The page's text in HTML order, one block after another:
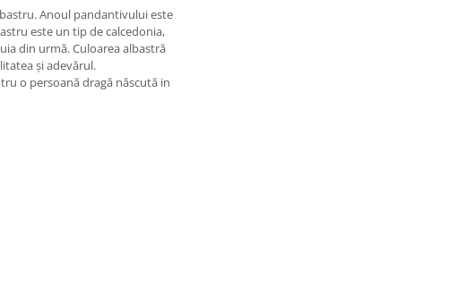
Anoul pandantivului este
este un tip de calcedonia,
din urmă. Culoarea albastră
și adevărul.
o persoană dragă născută in